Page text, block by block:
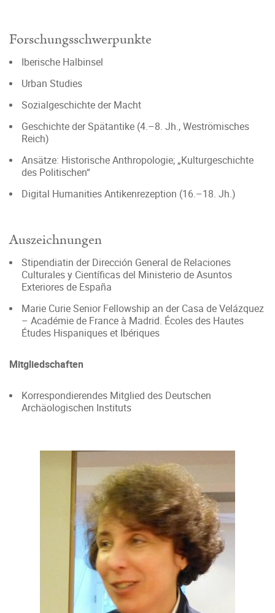
Forschungsschwerpunkte
Iberische Halbinsel
Urban Studies
Sozialgeschichte der Macht
Geschichte der Spätantike (4.–8. Jh., Weströmisches
Reich)
Ansätze: Historische Anthropologie; „Kulturgeschichte
des Politischen“
Digital Humanities Antikenrezeption (16.–18. Jh.)
Auszeichnungen
Stipendiatin der Dirección General de Relaciones
Culturales y Científicas del Ministerio de Asuntos
Exteriores de España
Marie Curie Senior Fellowship an der Casa de Velázquez
– Académie de France à Madrid. Écoles des Hautes
Études Hispaniques et Ibériques
Mitgliedschaften
Korrespondierendes Mitglied des Deutschen
Archäologischen Instituts